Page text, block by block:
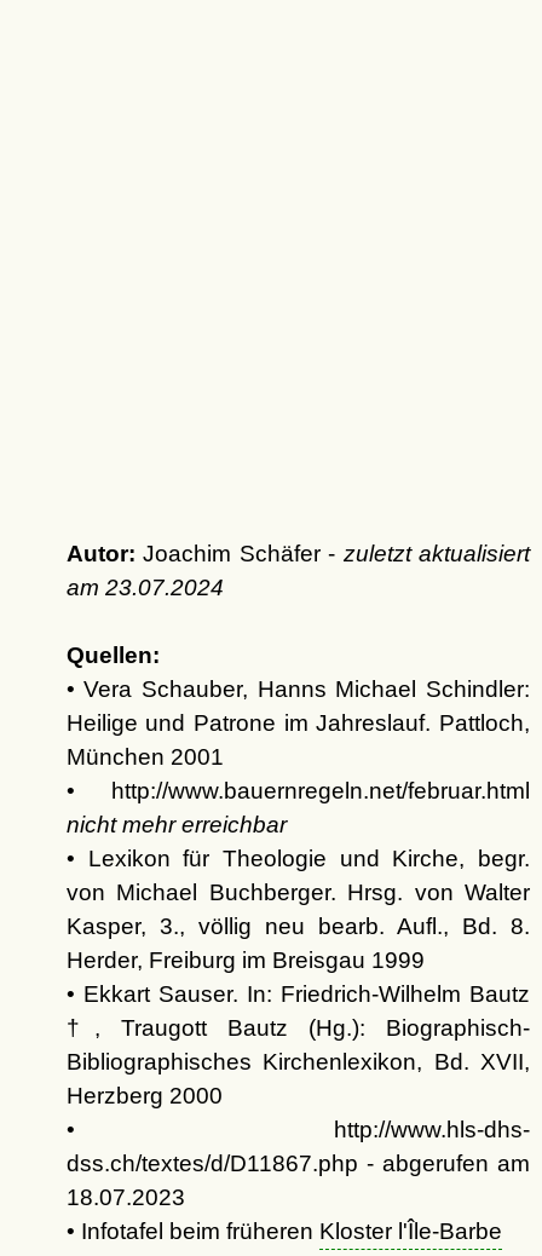
Autor: Joachim Schäfer - zuletzt aktualisiert
am 23.07.2024
Quellen:
• Vera Schauber, Hanns Michael Schindler:
Heilige und Patrone im Jahreslauf. Pattloch,
München 2001
• http://www.bauernregeln.net/februar.html
nicht mehr erreichbar
• Lexikon für Theologie und Kirche, begr.
von Michael Buchberger. Hrsg. von Walter
Kasper, 3., völlig neu bearb. Aufl., Bd. 8.
Herder, Freiburg im Breisgau 1999
• Ekkart Sauser. In: Friedrich-Wilhelm Bautz
†, Traugott Bautz (Hg.): Biographisch-
Bibliographisches Kirchenlexikon, Bd. XVII,
Herzberg 2000
• http://www.hls-dhs-
dss.ch/textes/d/D11867.php - abgerufen am
18.07.2023
• Infotafel beim früheren Kloster l'Île-Barbe